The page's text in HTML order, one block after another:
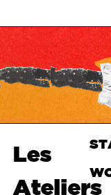
Les
Ateliers